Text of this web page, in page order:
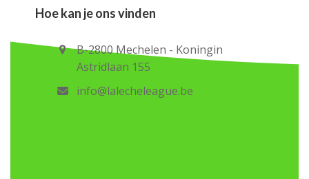
Hoe kan je ons vinden
B-2800 Mechelen - Koningin
Astridlaan 155
info@lalecheleague.be